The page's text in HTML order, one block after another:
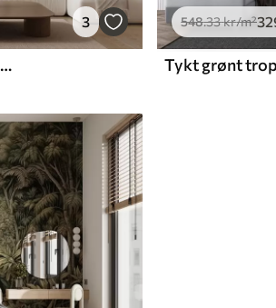
3
tapet i øko-stil med villblomster og planter på en strukturert bakgrunn
548.33kr/m²
Tykt grønt